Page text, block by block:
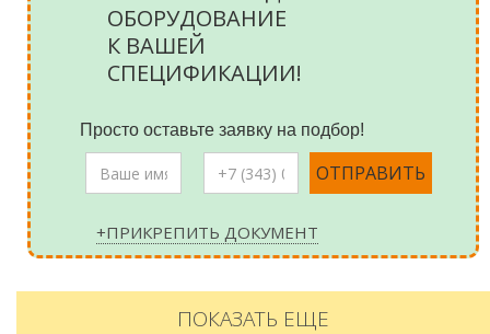
ОБОРУДОВАНИЕ
К ВАШЕЙ
СПЕЦИФИКАЦИИ!
Просто оставьте заявку на подбор!
+ПРИКРЕПИТЬ ДОКУМЕНТ
ПОКАЗАТЬ ЕЩЕ